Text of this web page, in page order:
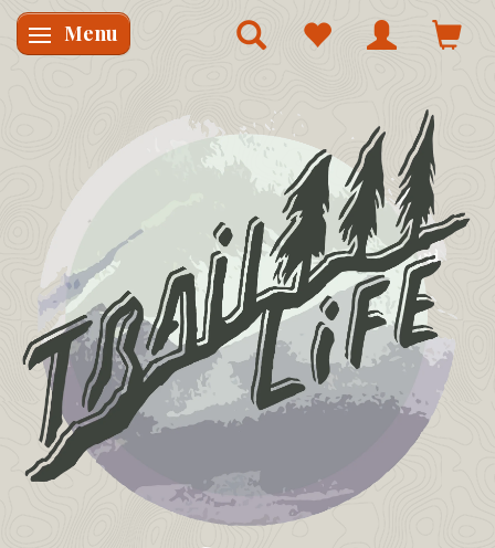
Skifte navigation
Menu